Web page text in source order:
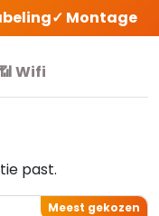
✓ Montage
Wifi
past.
Meest gekozen